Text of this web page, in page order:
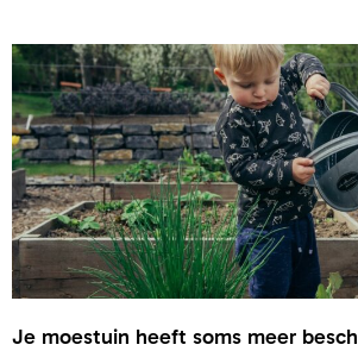
Je moestuin heeft soms meer